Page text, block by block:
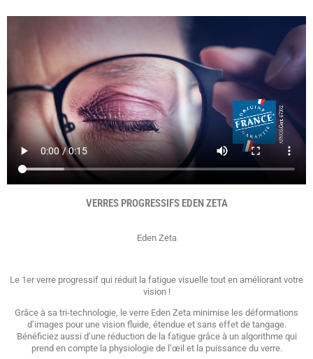
VERRES PROGRESSIFS EDEN ZETA
Eden Zeta
Le 1er verre progressif qui réduit la fatigue visuelle tout en améliorant votre
vision !
Grâce à sa tri-technologie, le verre Eden Zeta minimise les déformations
d’images pour une vision fluide, étendue et sans effet de tangage.
Bénéficiez aussi d’une réduction de la fatigue grâce à un algorithme qui
prend en compte la physiologie de l’œil et la puissance du verre.